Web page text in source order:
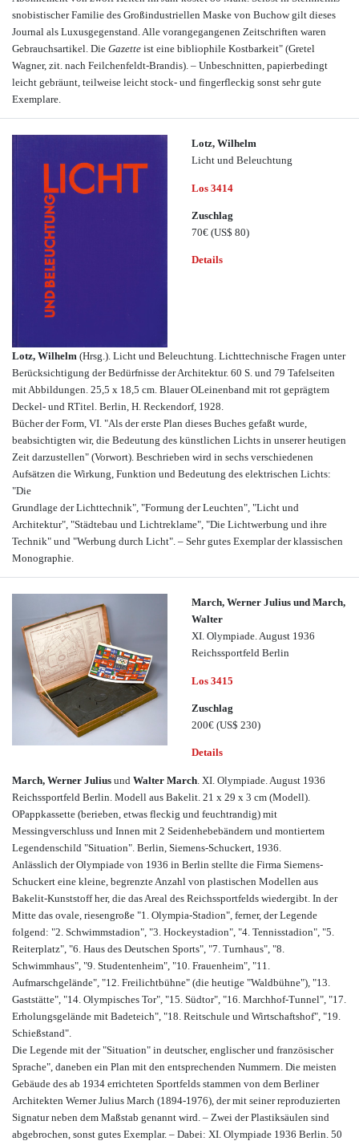
snobistischer Familie des Großindustriellen Maske von Buchow gilt dieses
Journal als Luxusgegenstand. Alle vorangegangenen Zeitschriften waren
Gebrauchsartikel. Die Gazette ist eine bibliophile Kostbarkeit" (Gretel
Wagner, zit. nach Feilchenfeldt-Brandis). – Unbeschnitten, papierbedingt
leicht gebräunt, teilweise leicht stock- und fingerfleckig sonst sehr gute
Exemplare.
Lotz, Wilhelm
Licht und Beleuchtung
Los 3414
Zuschlag
70€ (US$ 80)
Details
Lotz, Wilhelm (Hrsg.). Licht und Beleuchtung. Lichttechnische Fragen unter
Berücksichtigung der Bedürfnisse der Architektur. 60 S. und 79 Tafelseiten
mit Abbildungen. 25,5 x 18,5 cm. Blauer OLeinenband mit rot geprägtem
Deckel- und RTitel. Berlin, H. Reckendorf, 1928.
Bücher der Form, VI. "Als der erste Plan dieses Buches gefaßt wurde,
beabsichtigten wir, die Bedeutung des künstlichen Lichts in unserer heutigen
Zeit darzustellen" (Vorwort). Beschrieben wird in sechs verschiedenen
Aufsätzen die Wirkung, Funktion und Bedeutung des elektrischen Lichts:
"Die
Grundlage der Lichttechnik", "Formung der Leuchten", "Licht und
Architektur", "Städtebau und Lichtreklame", "Die Lichtwerbung und ihre
Technik" und "Werbung durch Licht". – Sehr gutes Exemplar der klassischen
Monographie.
March, Werner Julius und March,
Walter
XI. Olympiade. August 1936
Reichssportfeld Berlin
Los 3415
Zuschlag
200€ (US$ 230)
Details
March, Werner Julius und Walter March . XI. Olympiade. August 1936
Reichssportfeld Berlin. Modell aus Bakelit. 21 x 29 x 3 cm (Modell).
OPappkassette (berieben, etwas fleckig und feuchtrandig) mit
Messingverschluss und Innen mit 2 Seidenhebebändern und montiertem
Legendenschild "Situation". Berlin, Siemens-Schuckert, 1936.
Anlässlich der Olympiade von 1936 in Berlin stellte die Firma Siemens-
Schuckert eine kleine, begrenzte Anzahl von plastischen Modellen aus
Bakelit-Kunststoff her, die das Areal des Reichssportfelds wiedergibt. In der
Mitte das ovale, riesengroße "1. Olympia-Stadion", ferner, der Legende
folgend: "2. Schwimmstadion", "3. Hockeystadion", "4. Tennisstadion", "5.
Reiterplatz", "6. Haus des Deutschen Sports", "7. Turnhaus", "8.
Schwimmhaus", "9. Studentenheim", "10. Frauenheim", "11.
Aufmarschgelände", "12. Freilichtbühne" (die heutige "Waldbühne"), "13.
Gaststätte", "14. Olympisches Tor", "15. Südtor", "16. Marchhof-Tunnel", "17.
Erholungsgelände mit Badeteich", "18. Reitschule und Wirtschaftshof", "19.
Schießstand".
Die Legende mit der "Situation" in deutscher, englischer und französischer
Sprache", daneben ein Plan mit den entsprechenden Nummern. Die meisten
Gebäude des ab 1934 errichteten Sportfelds stammen von dem Berliner
Architekten Werner Julius March (1894-1976), der mit seiner reproduzierten
Signatur neben dem Maßstab genannt wird. – Zwei der Plastiksäulen sind
abgebrochen, sonst gutes Exemplar. – Dabei: XI. Olympiade 1936 Berlin. 50